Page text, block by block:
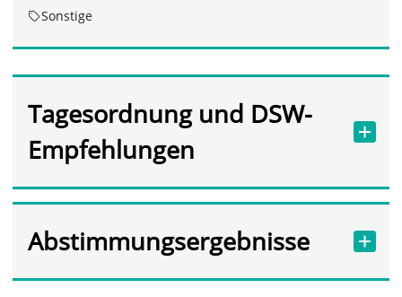
Sonstige
Tagesordnung und DSW-
Empfehlungen
Abstimmungsergebnisse